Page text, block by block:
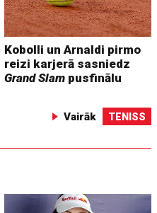
Kobolli un Arnaldi pirmo
reizi karjerā sasniedz
Grand Slam pusfinālu
Vairāk TENISS